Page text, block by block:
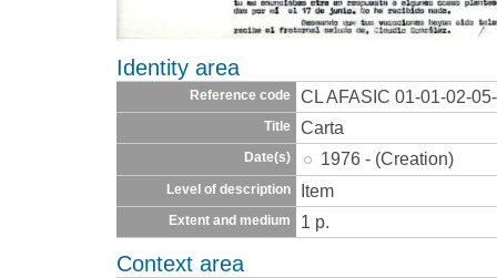
Identity area
Reference code CL AFASIC 01-01-02-
Title Carta
Date(s) 1976 - (Creation)
Level of description Item
Extent and medium 1 p.
Context area